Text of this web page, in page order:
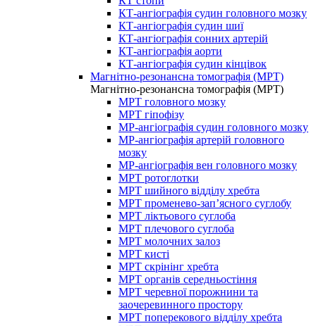
КТ-ангіографія судин головного мозку
КТ-ангіографія судин шиї
КТ-ангіографія сонних артерій
КТ-ангіографія аорти
КТ-ангіографія судин кінцівок
Магнітно-резонансна томографія (МРТ)
Магнітно-резонансна томографія (МРТ)
МРТ головного мозку
МРТ гіпофізу
МР-ангіографія судин головного мозку
МР-ангіографія артерій головного
мозку
МР-ангіографія вен головного мозку
МРТ ротоглотки
МРТ шийного відділу хребта
МРТ променево-зап’ясного суглобу
МРТ ліктьового суглоба
МРТ плечового суглоба
МРТ молочних залоз
МРТ кисті
МРТ скрінінг хребта
МРТ органів середньостіння
МРТ черевної порожнини та
заочеревинного простору
МРТ поперекового відділу хребта